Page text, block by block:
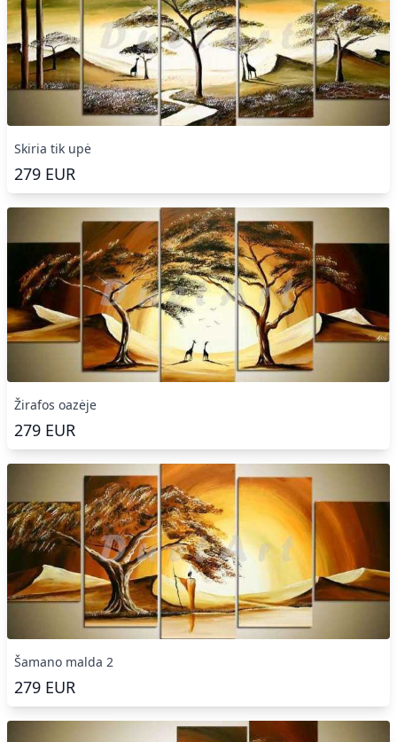
Skiria tik upė
279 EUR
Žirafos oazėje
279 EUR
Šamano malda 2
279 EUR